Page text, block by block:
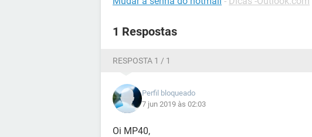
1 Respostas
RESPOSTA 1 / 1
Perfil bloqueado
7 jun 2019 às 02:03
Oi MP40,